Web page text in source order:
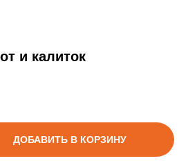
и калиток
ДОБАВИТЬ В КОРЗИНУ